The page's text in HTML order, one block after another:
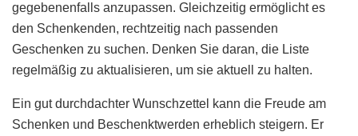
gegebenenfalls anzupassen. Gleichzeitig ermöglicht es
den Schenkenden, rechtzeitig nach passenden
Geschenken zu suchen. Denken Sie daran, die Liste
regelmäßig zu aktualisieren, um sie aktuell zu halten.
Ein gut durchdachter Wunschzettel kann die Freude am
Schenken und Beschenktwerden erheblich steigern. Er